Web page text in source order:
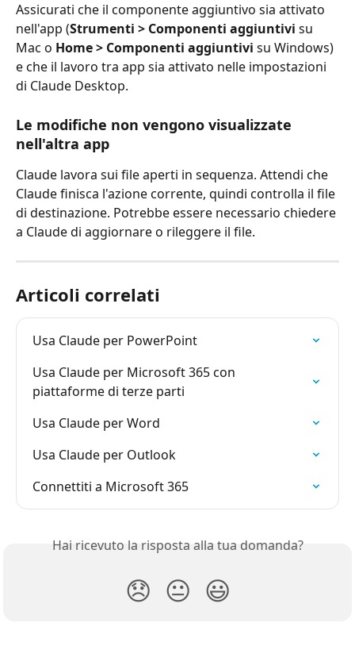
Assicurati che il componente aggiuntivo sia attivato
nell'app (Strumenti > Componenti aggiuntivi su
Mac o Home > Componenti aggiuntivi su Windows)
e che il lavoro tra app sia attivato nelle impostazioni
di Claude Desktop.
Le modifiche non vengono visualizzate
nell'altra app
Claude lavora sui file aperti in sequenza. Attendi che
Claude finisca l'azione corrente, quindi controlla il file
di destinazione. Potrebbe essere necessario chiedere
a Claude di aggiornare o rileggere il file.
Articoli correlati
Usa Claude per PowerPoint
Usa Claude per Microsoft 365 con
piattaforme di terze parti
Usa Claude per Word
Usa Claude per Outlook
Connettiti a Microsoft 365
Hai ricevuto la risposta alla tua domanda?
😞 😐 😃